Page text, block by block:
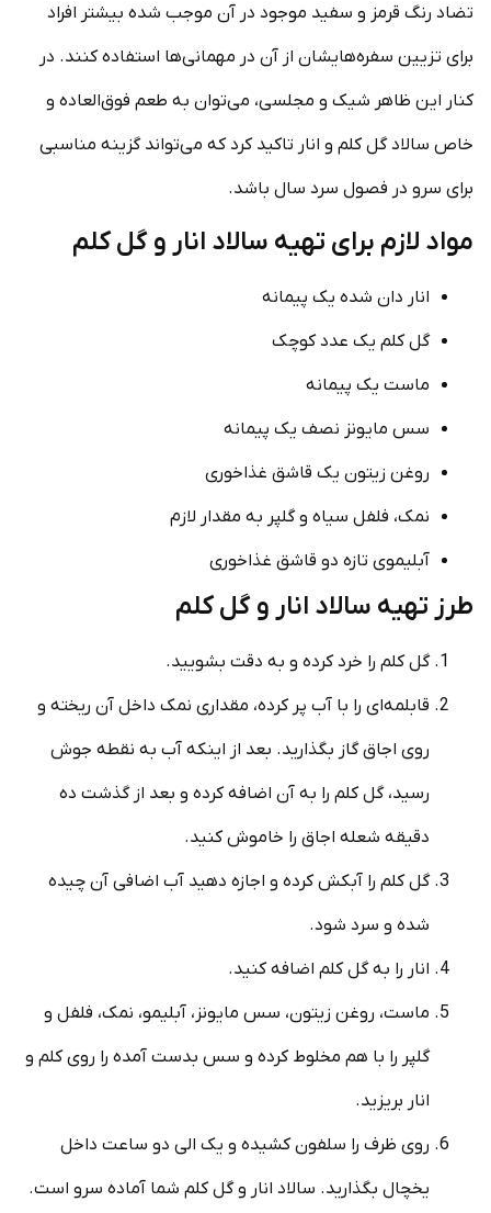
تضاد رنگ قرمز و سفید موجود در آن موجب شده بیشتر افراد
برای تزیین سفره‌هایشان از آن در مهمانی‌ها استفاده کنند. در
کنار این ظاهر شیک و مجلسی، می‌توان به طعم فوق‌العاده و
خاص سالاد گل کلم و انار تاکید کرد که می‌تواند گزینه مناسبی
برای سرو در فصول سرد سال باشد.
مواد لازم برای تهیه سالاد انار و گل کلم
انار دان شده یک پیمانه
گل کلم یک عدد کوچک
ماست یک پیمانه
سس مایونز نصف یک پیمانه
روغن زیتون یک قاشق غذاخوری
نمک، فلفل سیاه و گلپر به مقدار لازم
آبلیموی تازه دو قاشق غذاخوری
طرز تهیه سالاد انار و گل کلم
گل کلم را خرد کرده و به دقت بشویید.
قابلمه‌ای را با آب پر کرده، مقداری نمک داخل آن ریخته و
روی اجاق گاز بگذارید. بعد از اینکه آب به نقطه جوش
رسید، گل کلم را به آن اضافه کرده و بعد از گذشت ده
دقیقه شعله اجاق را خاموش کنید.
گل کلم را آبکش کرده و اجازه دهید آب اضافی آن چیده
شده و سرد شود.
انار را به گل کلم اضافه کنید.
ماست، روغن زیتون، سس مایونز، آبلیمو، نمک، فلفل و
گلپر را با هم مخلوط کرده و سس بدست آمده را روی کلم و
انار بریزید.
روی ظرف را سلفون کشیده و یک الی دو ساعت داخل
یخچال بگذارید. سالاد انار و گل کلم شما آماده سرو است.